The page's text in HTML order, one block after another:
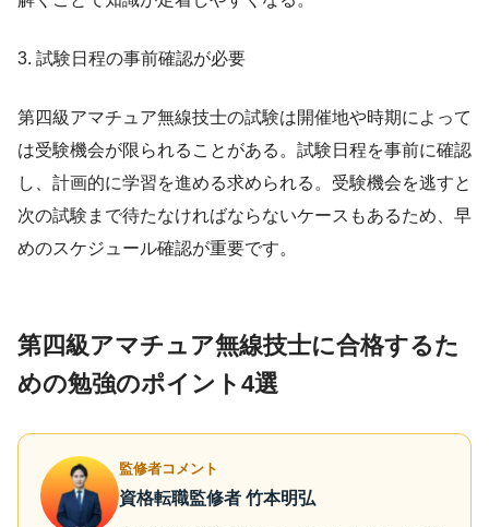
3. 試験日程の事前確認が必要
第四級アマチュア無線技士の試験は開催地や時期によって
は受験機会が限られることがある。試験日程を事前に確認
し、計画的に学習を進める求められる。受験機会を逃すと
次の試験まで待たなければならないケースもあるため、早
めのスケジュール確認が重要です。
第四級アマチュア無線技士に合格するた
めの勉強のポイント4選
監修者コメント
資格転職監修者 竹本明弘